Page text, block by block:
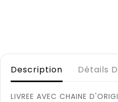
Description Détails
LIVREE AVEC CHAINE